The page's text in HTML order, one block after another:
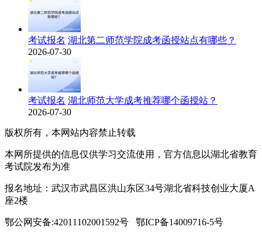
考试报名 湖北第二师范学院成考函授站点有哪些？
2026-07-30
考试报名 湖北师范大学成考推荐哪个函授站？
2026-07-30
版权所有，本网站内容禁止转载
本网所提供的信息仅供学习交流使用，官方信息以湖北省教育
考试院发布为准
报名地址：武汉市武昌区洪山东区34号湖北省科技创业大厦A
座2楼
鄂公网安备:42011102001592号 鄂ICP备14009716-5号